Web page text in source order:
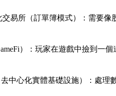
易所（訂單簿模式） ：需要像
） ：玩家在遊戲中撿到一
中心化實體基礎設施） ：處理